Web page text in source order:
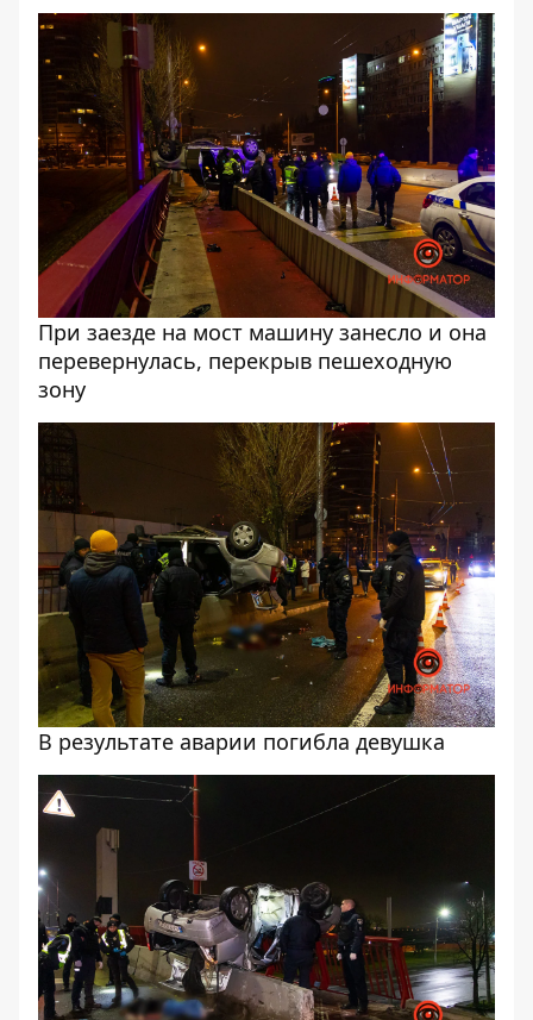
При заезде на мост машину занесло и она
перевернулась, перекрыв пешеходную
зону
В результате аварии погибла девушка